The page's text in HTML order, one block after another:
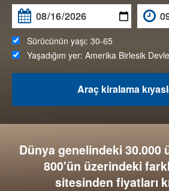
Sürücünün yaşı: 30-65
Yaşadığım yer: Amerika Birlesik
Araç kiralama
Dünya genelindeki 30.000
800'ün üzerindeki
sitesinden fiyatları